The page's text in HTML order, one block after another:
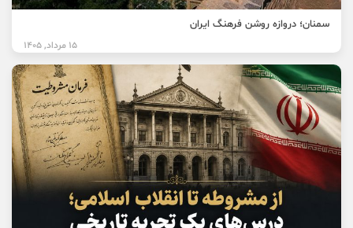
سمنان؛ دروازه روشن فرهنگ ایران
15 مرداد, 1405